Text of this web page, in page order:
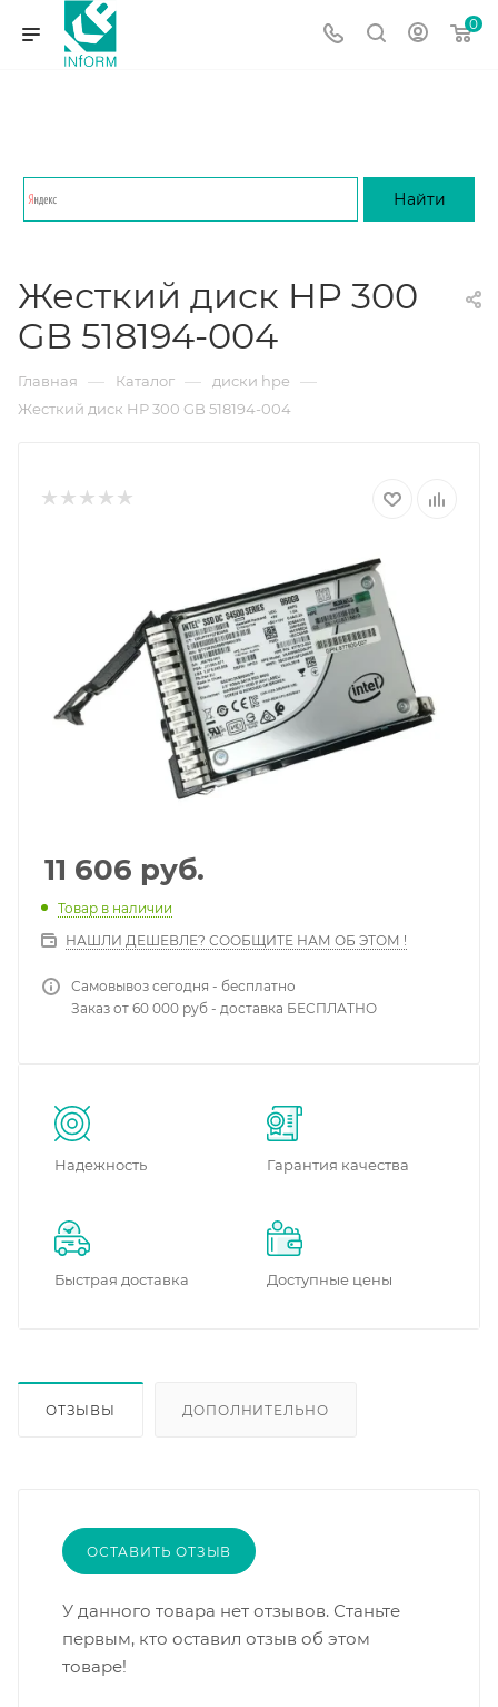
0
Жесткий диск HP 300
GB 518194-004
Главная — Каталог — диски hpe —
Жесткий диск HP 300 GB 518194-004
11 606 руб.
Товар в наличии
НАШЛИ ДЕШЕВЛЕ? СООБЩИТЕ НАМ ОБ ЭТОМ !
Самовывоз сегодня - бесплатно
Заказ от 60 000 руб - доставка БЕСПЛАТНО
Надежность Гарантия качества
Быстрая доставка Доступные цены
ОТЗЫВЫ ДОПОЛНИТЕЛЬНО
ОСТАВИТЬ ОТЗЫВ
У данного товара нет отзывов. Станьте
первым, кто оставил отзыв об этом
товаре!